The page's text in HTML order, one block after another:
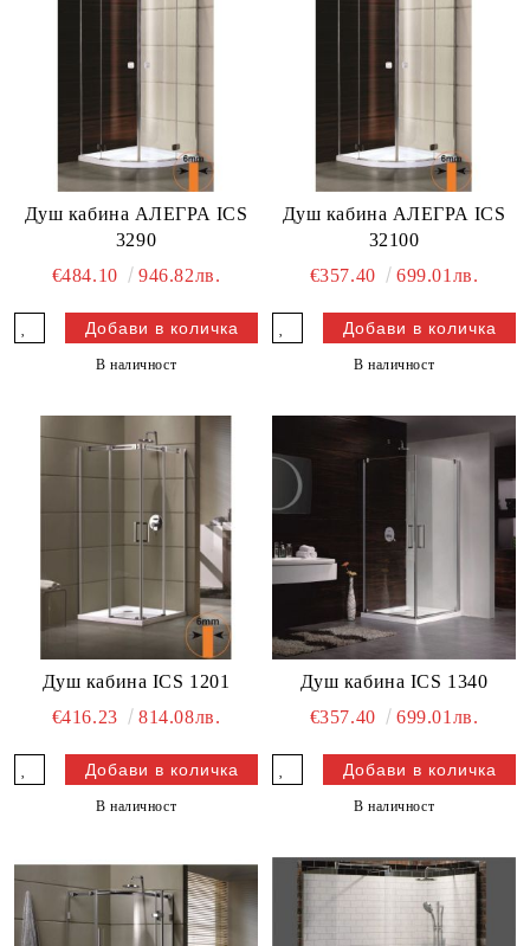
Душ кабина АЛЕГРА ICS
3290
€484.10
946.82лв.
В наличност
Душ кабина АЛЕГРА ICS
32100
€357.40
699.01лв.
В наличност
Душ кабина ICS 1201
€416.23
814.08лв.
В наличност
Душ кабина ICS 1340
€357.40
699.01лв.
В наличност